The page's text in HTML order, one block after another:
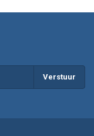
Verstuur